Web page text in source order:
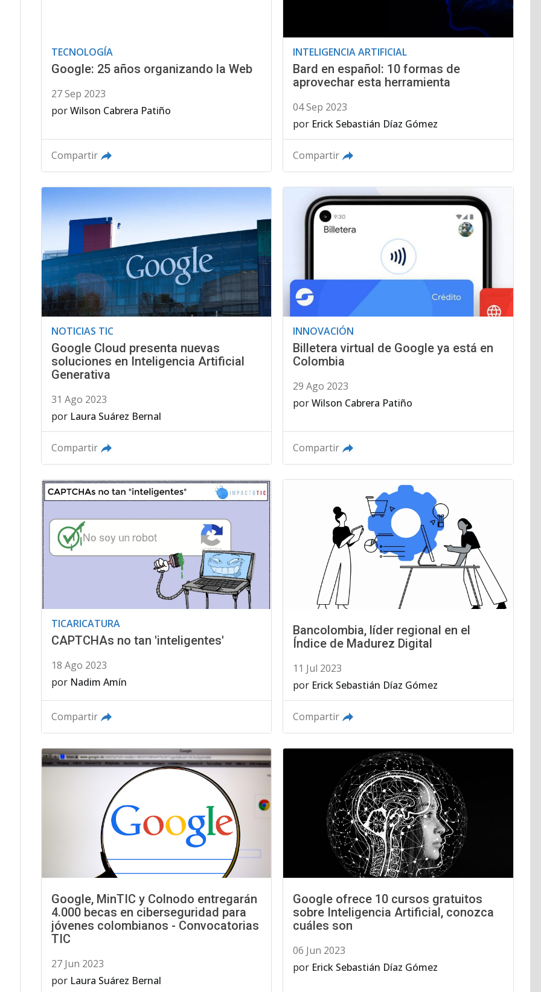
TECNOLOGÍA
Google: 25 años organizando la Web
27 Sep 2023
porWilson Cabrera Patiño
Compartir
INTELIGENCIA ARTIFICIAL
Bard en español: 10 formas de
aprovechar esta herramienta
04 Sep 2023
por Erick Sebastián Díaz Gómez
Compartir
NOTICIAS TIC
Google Cloud presenta nuevas
soluciones en Inteligencia Artificial
Generativa
31 Ago 2023
por Laura Suárez Bernal
Compartir
INNOVACIÓN
Billetera virtual de Google ya está en
Colombia
29 Ago 2023
porWilson Cabrera Patiño
Compartir
TICARICATURA
CAPTCHAs no tan 'inteligentes'
18 Ago 2023
por Nadim Amín
Compartir
Bancolombia, líder regional en el
Índice de Madurez Digital
11 Jul 2023
por Erick Sebastián Díaz Gómez
Compartir
Google, MinTIC y Colnodo entregarán
4.000 becas en ciberseguridad para
jóvenes colombianos - Convocatorias
TIC
27 Jun 2023
por Laura Suárez Bernal
Google ofrece 10 cursos gratuitos
sobre Inteligencia Artificial, conozca
cuáles son
06 Jun 2023
por Erick Sebastián Díaz Gómez